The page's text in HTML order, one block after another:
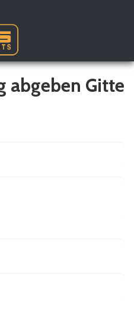
abgeben Gitte